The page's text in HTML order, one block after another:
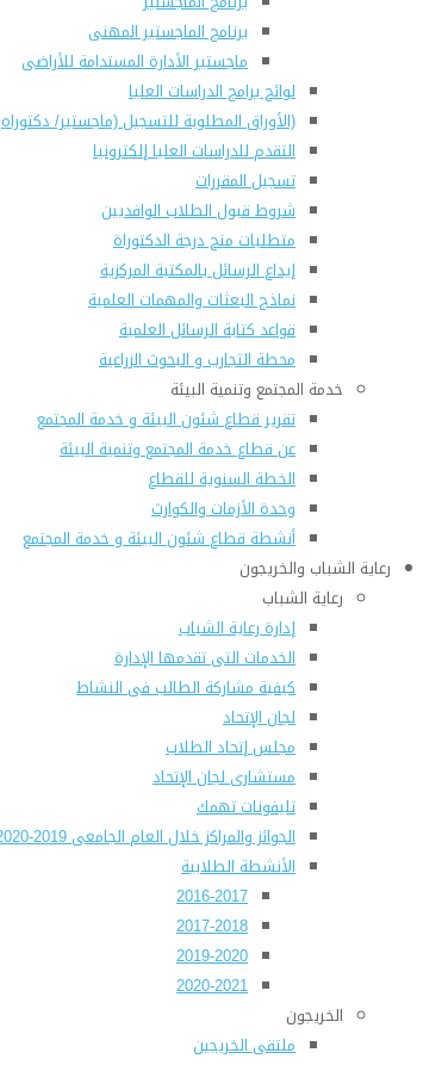
برنامج الماجستير المهنى
ماجستير الأدارة المستدامة للأراضى
لوائح برامج الدراسات العليا
(الأوراق المطلوبة للتسجيل (ماجستير/ دكتوراه
التقدم للدراسات العليا إلكترونيا
تسجيل المقررات
شروط قبول الطلاب الوافديين
متطلبات منح درجة الدكتوراة
إيداع الرسائل بالمكتبة المركزية
نماذج البعثات والمهمات العلمية
قواعد كتابة الرسائل العلمية
محطة التجارب و البحوث الزراعية
خدمة المجتمع وتنمية البيئة
تقرير قطاع شئون البيئة و خدمة المجتمع
عن قطاع خدمة المجتمع وتنمية البيئة
الخطة السنوية للقطاع
وحدة الأزمات والكوارث
أنشطة قطاع شئون البيئة و خدمة المجتمع
رعاية الشباب والخريجون
رعاية الشباب
إدارة رعاية الشباب
الخدمات التى تقدمها الإدارة
كيفية مشاركة الطالب فى النشاط
لجان الإتحاد
مجلس إتحاد الطلاب
مستشارى لجان الإتحاد
تليفونات تهمك
الجوائز والمراكز خلال العام الجامعى 2019-2020
الأنشطة الطلابية
2016-2017
2017-2018
2019-2020
2020-2021
الخريجون
ملتقى الخريجين